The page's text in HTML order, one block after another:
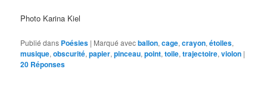
Photo Karina Kiel
Publié dans Poésies | Marqué avecballon,cage,crayon,étoiles,
musique,obscurité,papier,pinceau,point,toile,trajectoire,violon |
20 Réponses